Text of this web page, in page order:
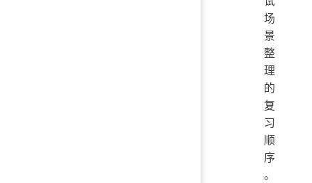
场
景
整
理
的
复
习
顺
序
。